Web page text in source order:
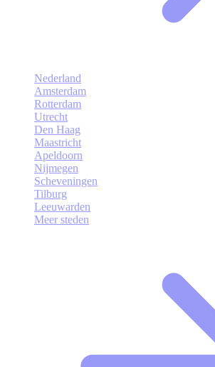
Nederland
Amsterdam
Rotterdam
Utrecht
Den Haag
Maastricht
Apeldoorn
Nijmegen
Scheveningen
Tilburg
Leeuwarden
Meer steden